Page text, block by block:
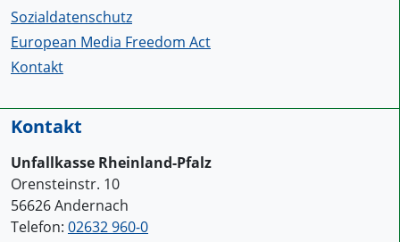
Sozialdatenschutz
European Media Freedom Act
Kontakt
Kontakt
Unfallkasse Rheinland-Pfalz
Orensteinstr. 10
56626 Andernach
Telefon: 02632 960-0